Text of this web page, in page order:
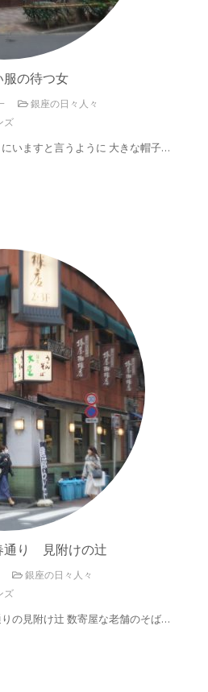
の待つ女
銀座の日々人々
ズ
いますと言うように 大きな帽子…
り 見附けの辻
銀座の日々人々
ズ
の見附け辻 数寄屋な老舗のそば…